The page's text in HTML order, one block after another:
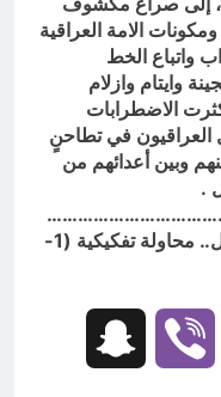
الامة العراقية
واتباع الخط
وايتام وازلام
الاضطرابات
العراقيون في تطاحنٍ
وبين أعدائهم من
.
1- التدخل في الشؤون الداخلية للدول.. محاولة تفكيكية (1-
Telegram
Viber